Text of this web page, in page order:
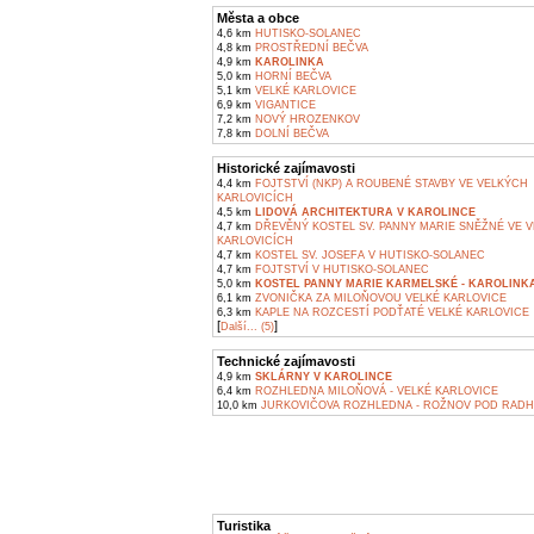
Města a obce
4,6 km HUTISKO-SOLANEC
4,8 km PROSTŘEDNÍ BEČVA
4,9 km KAROLINKA
5,0 km HORNÍ BEČVA
5,1 km VELKÉ KARLOVICE
6,9 km VIGANTICE
7,2 km NOVÝ HROZENKOV
7,8 km DOLNÍ BEČVA
Historické zajímavosti
4,4 km FOJTSTVÍ (NKP) A ROUBENÉ STAVBY VE VELKÝCH
KARLOVICÍCH
4,5 km LIDOVÁ ARCHITEKTURA V KAROLINCE
4,7 km DŘEVĚNÝ KOSTEL SV. PANNY MARIE SNĚŽNÉ VE
KARLOVICÍCH
4,7 km KOSTEL SV. JOSEFA V HUTISKO-SOLANEC
4,7 km FOJTSTVÍ V HUTISKO-SOLANEC
5,0 km KOSTEL PANNY MARIE KARMELSKÉ -
6,1 km ZVONIČKA ZA MILOŇOVOU VELKÉ KARLOVICE
6,3 km KAPLE NA ROZCESTÍ PODŤATÉ VELKÉ KARLOVICE
[Další... (5)]
Technické zajímavosti
4,9 km SKLÁRNY V KAROLINCE
6,4 km ROZHLEDNA MILOŇOVÁ - VELKÉ KARLOVICE
10,0 km JURKOVIČOVA ROZHLEDNA - ROŽNOV POD
Turistika